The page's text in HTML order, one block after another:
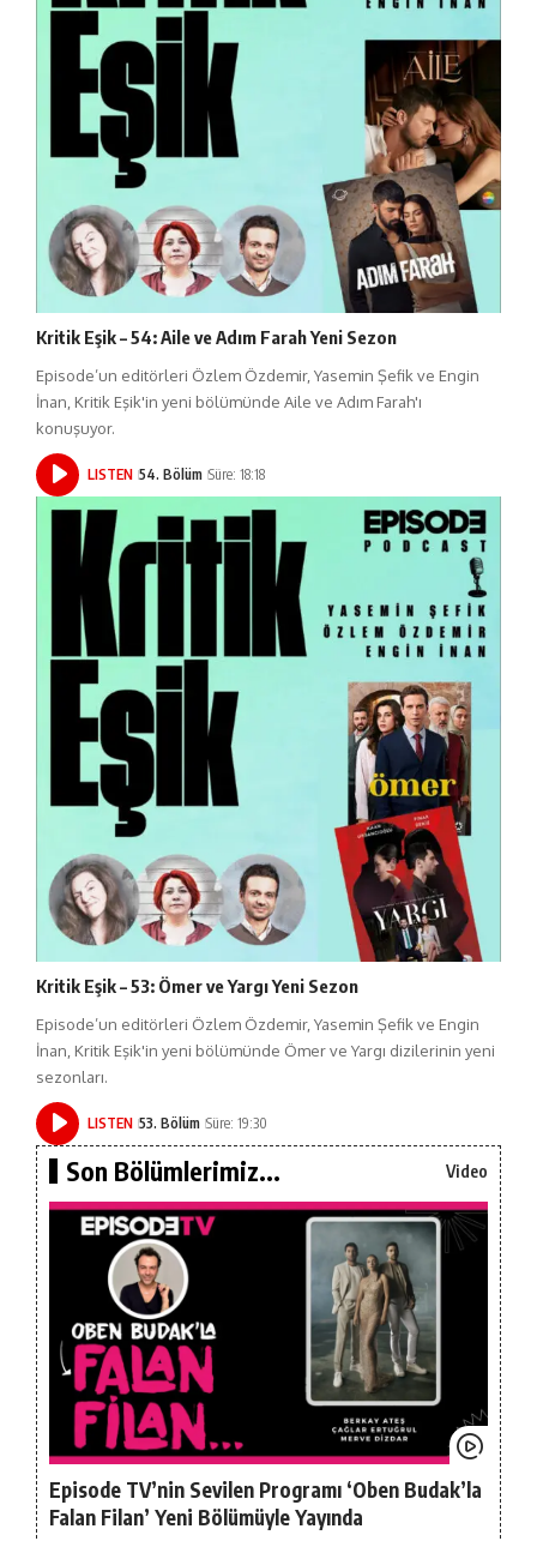
Kritik Eşik – 54: Aile ve Adım Farah Yeni Sezon
Episode’un editörleri Özlem Özdemir, Yasemin Şefik ve Engin
İnan, Kritik Eşik'in yeni bölümünde Aile ve Adım Farah'ı
konuşuyor.
LISTEN 54. Bölüm Süre: 18:18
Kritik Eşik – 53: Ömer ve Yargı Yeni Sezon
Episode’un editörleri Özlem Özdemir, Yasemin Şefik ve Engin
İnan, Kritik Eşik'in yeni bölümünde Ömer ve Yargı dizilerinin yeni
sezonları.
LISTEN 53. Bölüm Süre: 19:30
Son Bölümlerimiz... Video
Episode TV’nin Sevilen Programı ‘Oben Budak’la
Falan Filan’ Yeni Bölümüyle Yayında